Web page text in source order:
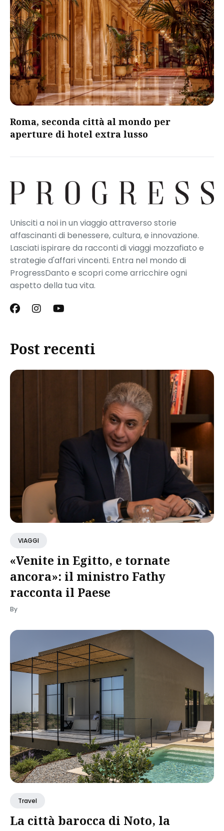
Roma, seconda città al mondo per
aperture di hotel extra lusso
Unisciti a noi in un viaggio attraverso storie
affascinanti di benessere, cultura, e innovazione.
Lasciati ispirare da racconti di viaggi mozzafiato e
strategie d'affari vincenti. Entra nel mondo di
ProgressDanto e scopri come arricchire ogni
aspetto della tua vita.
Post recenti
VIAGGI
«Venite in Egitto, e tornate
ancora»: il ministro Fathy
racconta il Paese
By
Travel
La città barocca di Noto, la